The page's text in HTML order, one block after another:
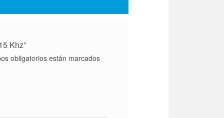
Khz”
obligatorios están marcados